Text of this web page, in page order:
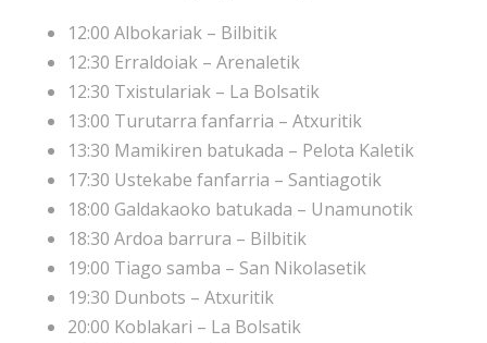
12:00 Albokariak – Bilbitik
12:30 Erraldoiak – Arenaletik
12:30 Txistulariak – La Bolsatik
13:00 Turutarra fanfarria – Atxuritik
13:30 Mamikiren batukada – Pelota Kaletik
17:30 Ustekabe fanfarria – Santiagotik
18:00 Galdakaoko batukada – Unamunotik
18:30 Ardoa barrura – Bilbitik
19:00 Tiago samba – San Nikolasetik
19:30 Dunbots – Atxuritik
20:00 Koblakari – La Bolsatik